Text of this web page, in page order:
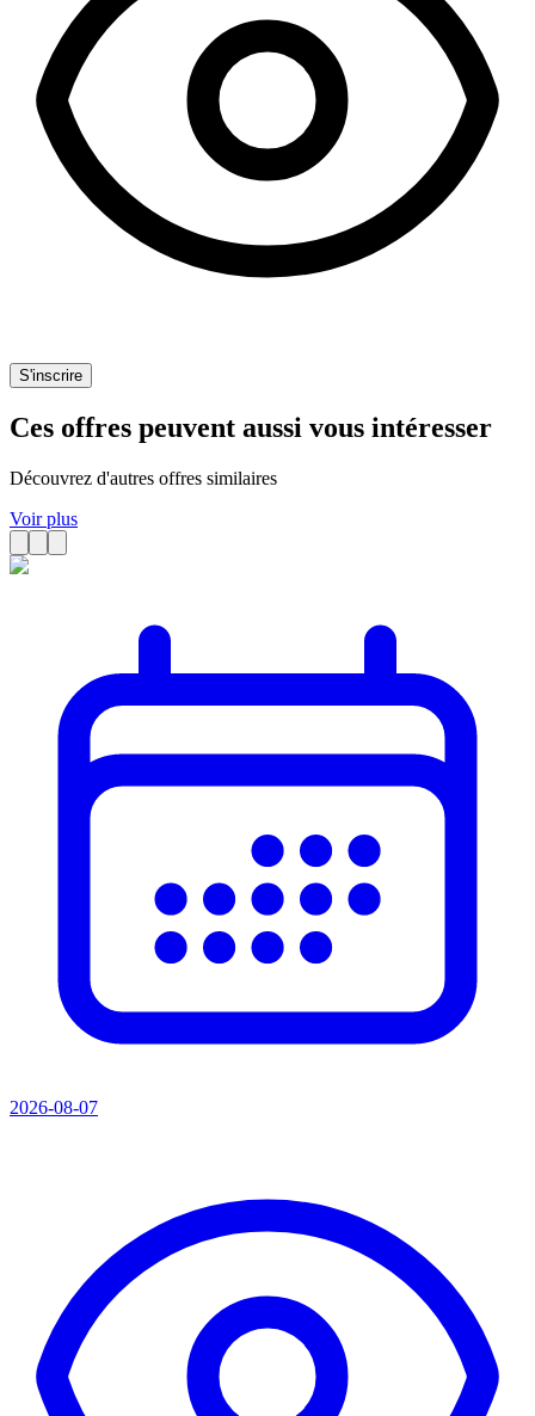
S'inscrire
Ces offres peuvent aussi vous intéresser
Découvrez d'autres offres similaires
Voir plus
2026-08-07